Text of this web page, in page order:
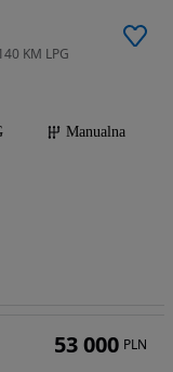
KM LPG
Manualna
53 000 PLN